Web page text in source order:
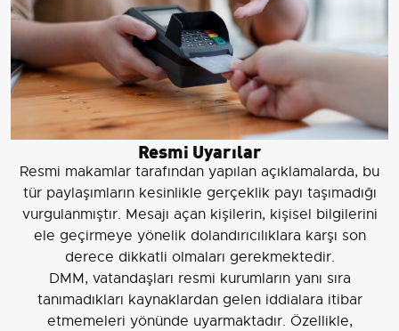
Resmi Uyarılar
Resmi makamlar tarafından yapılan açıklamalarda, bu
tür paylaşımların kesinlikle gerçeklik payı taşımadığı
vurgulanmıştır. Mesajı açan kişilerin, kişisel bilgilerini
ele geçirmeye yönelik dolandırıcılıklara karşı son
derece dikkatli olmaları gerekmektedir.
DMM, vatandaşları resmi kurumların yanı sıra
tanımadıkları kaynaklardan gelen iddialara itibar
etmemeleri yönünde uyarmaktadır. Özellikle,